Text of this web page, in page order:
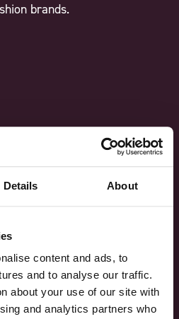
Details About
content and ads, to
and to analyse our traffic.
about your use of our site with
and analytics partners who
brands.
Alle Features
Core Plattform